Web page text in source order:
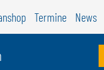
Termine News